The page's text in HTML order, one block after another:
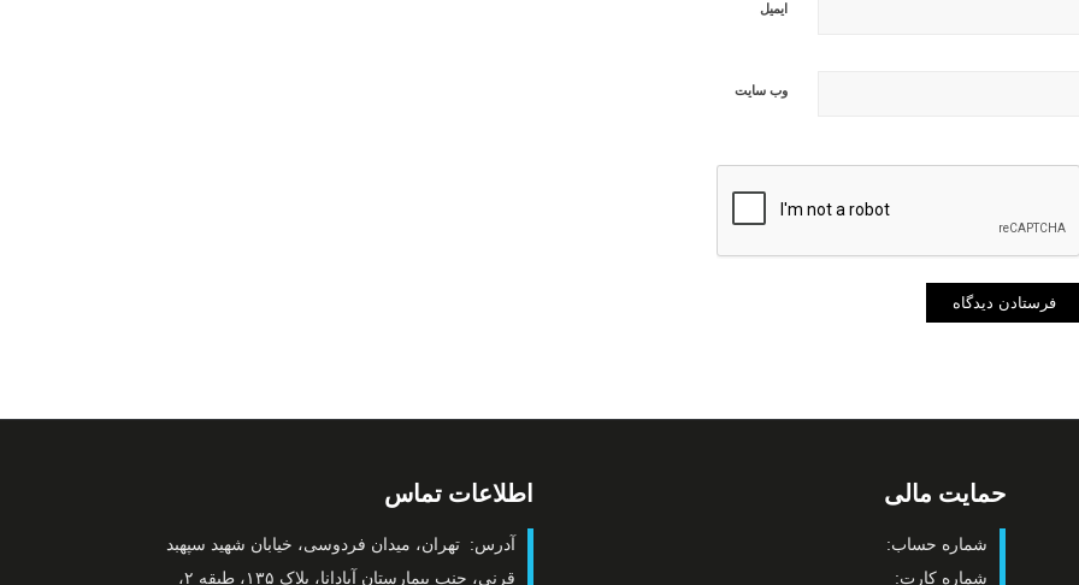
ایمیل
وب‌ سایت
اطلاعات تماس
آدرس: تهران، میدان فردوسی، خیابان شهید سپهبد
قرنی، جنب بیمارستان آپادانا، پلاک ۱۳۵، طبقه ۲،
حمایت مالی
شماره حساب:
شماره کارت: